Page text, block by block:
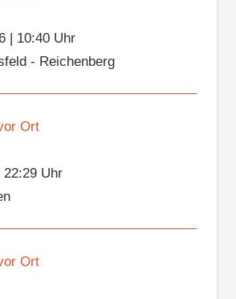
| 10:40 Uhr
- Reichenberg
Ort
22:29 Uhr
Ort